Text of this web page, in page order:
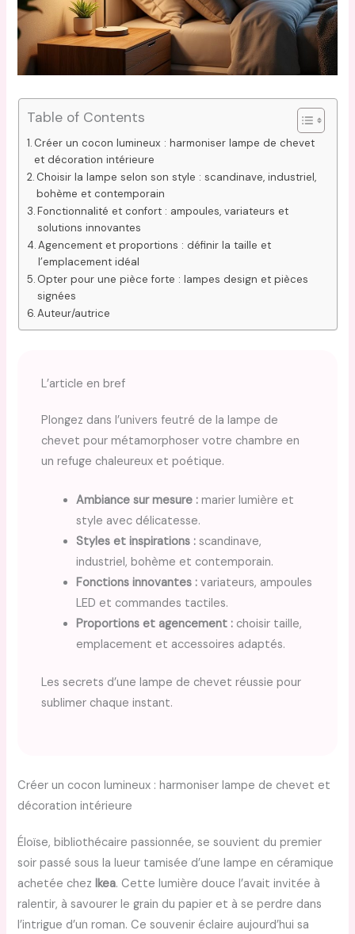
Table of Contents
Créer un cocon lumineux : harmoniser lampe de chevet
et décoration intérieure
Choisir la lampe selon son style : scandinave, industriel,
bohème et contemporain
Fonctionnalité et confort : ampoules, variateurs et
solutions innovantes
Agencement et proportions : définir la taille et
l’emplacement idéal
Opter pour une pièce forte : lampes design et pièces
signées
Auteur/autrice
L’article en bref
Plongez dans l’univers feutré de la lampe de
chevet pour métamorphoser votre chambre en
un refuge chaleureux et poétique.
Ambiance sur mesure : marier lumière et
style avec délicatesse.
Styles et inspirations : scandinave,
industriel, bohème et contemporain.
Fonctions innovantes : variateurs, ampoules
LED et commandes tactiles.
Proportions et agencement : choisir taille,
emplacement et accessoires adaptés.
Les secrets d’une lampe de chevet réussie pour
sublimer chaque instant.
Créer un cocon lumineux : harmoniser lampe de chevet et
décoration intérieure
Éloïse, bibliothécaire passionnée, se souvient du premier
soir passé sous la lueur tamisée d’une lampe en céramique
achetée chezIkea. Cette lumière douce l’avait invitée à
ralentir, à savourer le grain du papier et à se perdre dans
l’intrigue d’un roman. Ce souvenir éclaire aujourd’hui sa